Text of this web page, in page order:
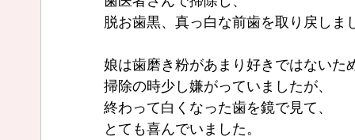
脱お歯黒、真っ白な前歯を取り戻しま
娘は歯磨き粉があまり好きではないため
掃除の時少し嫌がっていましたが、
終わって白くなった歯を鏡で見て、
とても喜んでいました。